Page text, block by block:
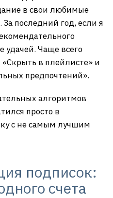
в свои любимые
последний год, если я
удачей. Чаще всего
в плейлисте» и
предпочтений».
алгоритмов
просто в
с не самым лучшим
подписок:
счета